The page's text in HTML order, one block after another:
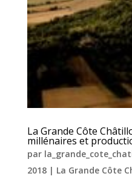
La Grande Côte
millénaires et
par
2018| La Grande Côte